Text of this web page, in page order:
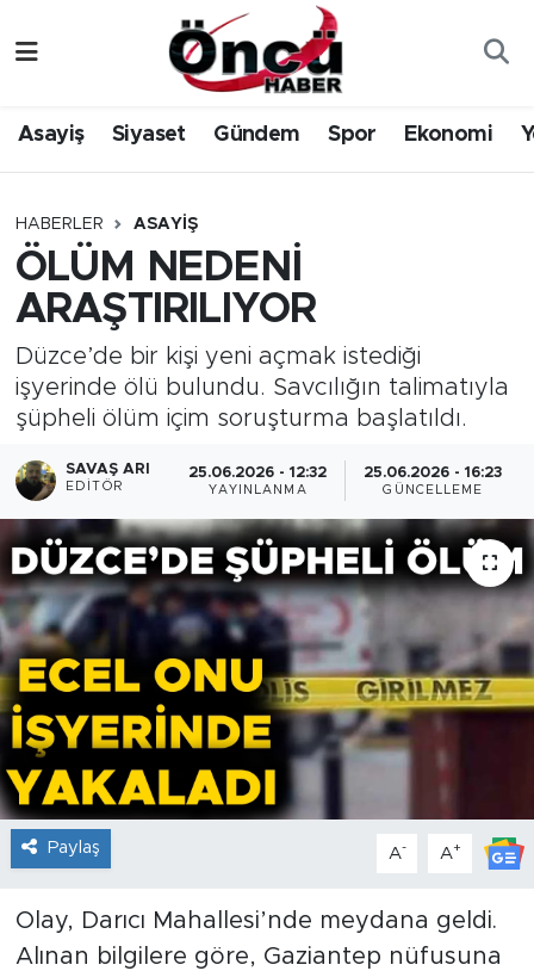
Asayiş Siyaset Gündem Spor Ekonomi
HABERLER ASAYIŞ
ÖLÜM NEDENİ
ARAŞTIRILIYOR
Düzce’de bir kişi yeni açmak istediği
işyerinde ölü bulundu. Savcılığın talimatıyla
şüpheli ölüm içim soruşturma başlatıldı.
SAVAŞ ARI
EDITÖR
25.06.2026 - 12:32
YAYINLANMA
25.06.2026 - 16:23
GÜNCELLEME
Paylaş A- A+
Olay, Darıcı Mahallesi’nde meydana geldi.
Alınan bilgilere göre, Gaziantep nüfusuna
Gündem
Sağlık & Çevre
Spor
Siyaset
Yerel Haber
Öncü TV İzle
Düzce Nöbetçi Eczaneler
Düzce Hava Durumu
Düzce Namaz Vakitleri
Düzce Trafik Yoğunluk Haritası
Süper Lig Puan Durumu ve Fikstür
Tüm Manşetler
Haber Arşivi